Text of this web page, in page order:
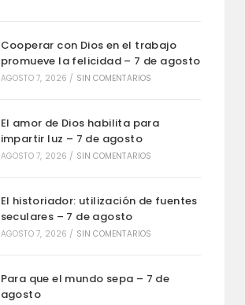
Cooperar con Dios en el trabajo
promueve la felicidad – 7 de agosto
AGOSTO 7, 2026 / SIN COMENTARIOS
El amor de Dios habilita para
impartir luz – 7 de agosto
AGOSTO 7, 2026 / SIN COMENTARIOS
El historiador: utilización de fuentes
seculares – 7 de agosto
AGOSTO 7, 2026 / SIN COMENTARIOS
Para que el mundo sepa – 7 de
agosto